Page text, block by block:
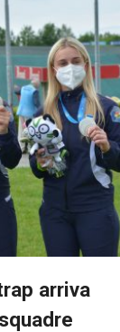
arriva